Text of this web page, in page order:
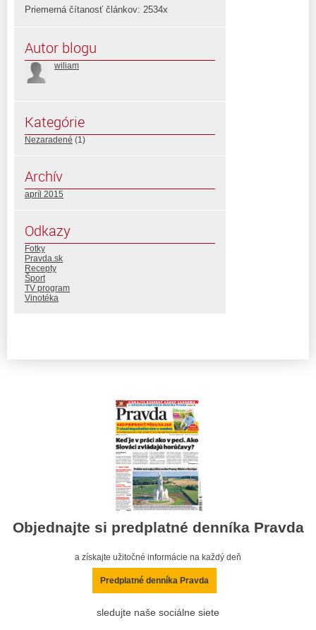
Priemerná čítanosť článkov: 2534x
Autor blogu
wiliam
Kategórie
Nezaradené (1)
Archív
apríl 2015
Odkazy
Fotky
Pravda.sk
Recepty
Šport
TV program
Vinotéka
Objednajte si predplatné denníka Pravda
a získajte užitočné informácie na každý deň
Predplatné denníka Pravda
sledujte naše sociálne siete